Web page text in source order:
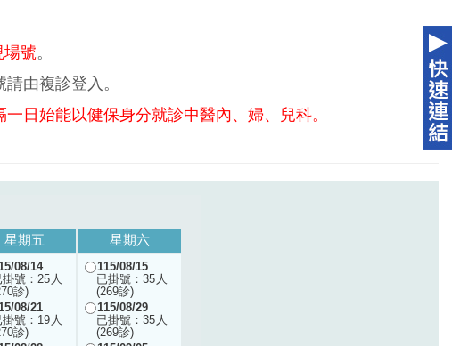
場號。
由複診登入。
日始能以健保身分就診中醫內、婦、兒科。